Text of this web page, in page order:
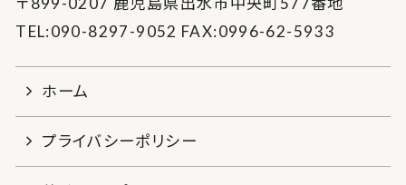
TEL:090-8297-9052 FAX:0996-62-5933
ホーム
プライバシーポリシー